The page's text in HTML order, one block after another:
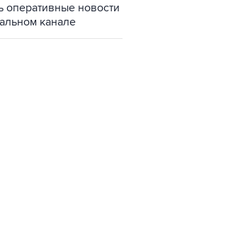
оперативные новости
канале